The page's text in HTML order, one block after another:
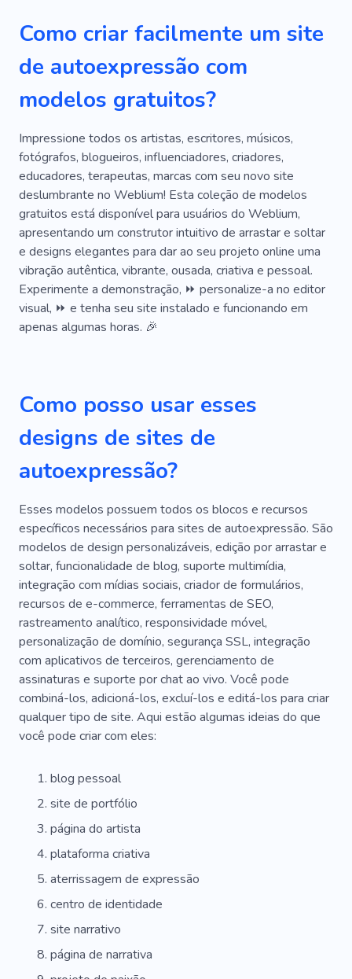
Treinador De Vida
Treinamento
Treinador
Consulta
Consultoria Contente
Ensino
Terapeuta
Meditação
Saúde Mental
Motivação
Autodesenvolvimento
Transformação
Empoderamento
Intuitivo
Estratégia
Instrutor
Comunidade
Aprendizado
Conhecimento
Webinário
Subscrição
On-line
Artista Ilustrador
Tatuagem
Empresa De Consultoria
Estudante
Artes Cênicas
Desenho
Pintura
Professor
Esboço
Designer Gráfico
Galeria
Talento
Cereja
Ilustração Pintor
Destaques
Obra De Arte
Obra De Arte
Vanguarda
Borgonha
Jogo Gellak
Grafite
Arco-íris
Símbolo Cósmico
Ambiente Criativo
Pintar Foto
Como criar facilmente um site
de autoexpressão com
modelos gratuitos?
Impressione todos os artistas, escritores, músicos,
fotógrafos, blogueiros, influenciadores, criadores,
educadores, terapeutas, marcas com seu novo site
deslumbrante no Weblium! Esta coleção de modelos
gratuitos está disponível para usuários do Weblium,
apresentando um construtor intuitivo de arrastar e soltar
e designs elegantes para dar ao seu projeto online uma
vibração autêntica, vibrante, ousada, criativa e pessoal.
Experimente a demonstração, ⏩ personalize-a no editor
visual, ⏩ e tenha seu site instalado e funcionando em
apenas algumas horas. 🎉
Como posso usar esses
designs de sites de
autoexpressão?
Esses modelos possuem todos os blocos e recursos
específicos necessários para sites de autoexpressão. São
modelos de design personalizáveis, edição por arrastar e
soltar, funcionalidade de blog, suporte multimídia,
integração com mídias sociais, criador de formulários,
recursos de e-commerce, ferramentas de SEO,
rastreamento analítico, responsividade móvel,
personalização de domínio, segurança SSL, integração
com aplicativos de terceiros, gerenciamento de
assinaturas e suporte por chat ao vivo. Você pode
combiná-los, adicioná-los, excluí-los e editá-los para criar
qualquer tipo de site. Aqui estão algumas ideias do que
você pode criar com eles:
blog pessoal
site de portfólio
página do artista
plataforma criativa
aterrissagem de expressão
centro de identidade
site narrativo
página de narrativa